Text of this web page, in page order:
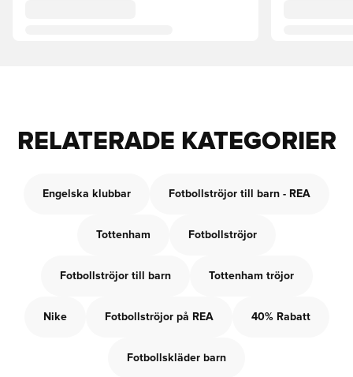
RELATERADE KATEGORIER
Engelska klubbar Fotbollströjor till barn - REA
Tottenham Fotbollströjor
Fotbollströjor till barn Tottenham tröjor
Nike Fotbollströjor på REA 40% Rabatt
Fotbollskläder barn